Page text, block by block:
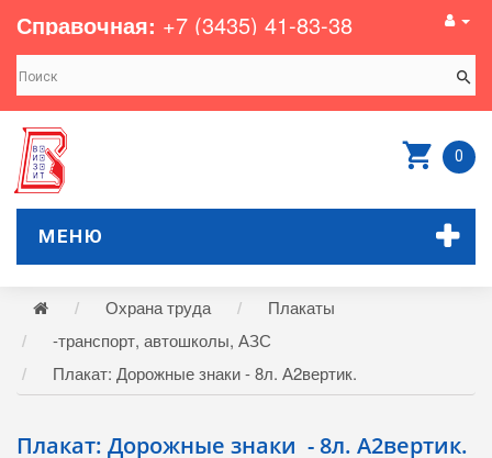
Справочная: +7 (3435) 41-83-38
0
МЕНЮ
Охрана труда
Плакаты
-транспорт, автошколы, АЗС
Плакат: Дорожные знаки - 8л. А2вертик.
Плакат: Дорожные знаки - 8л. А2вертик.